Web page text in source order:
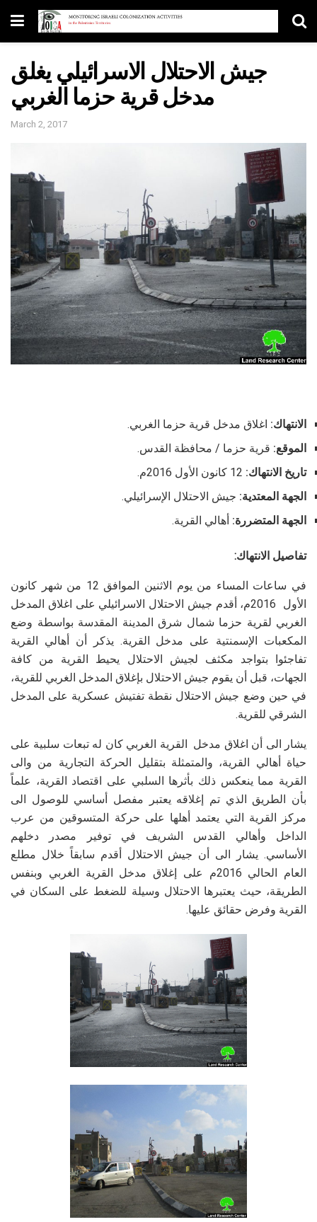
جيش الاحتلال الاسرائيلي يغلق
مدخل قرية حزما الغربي
March 2, 2017
الانتهاك: اغلاق مدخل قرية حزما الغربي.
الموقع: قرية حزما / محافظة القدس.
تاريخ الانتهاك:
الجهة المعتدية: جيش الاحتلال الإسرائيلي.
الجهة المتضررة: أهالي القرية.
تفاصيل الانتهاك:
في ساعات المساء من يوم الاثنين الموافق 12 من شهر كانون
الأول 2016م، أقدم جيش الاحتلال الاسرائيلي على اغلاق المدخل
الغربي لقرية حزما شمال شرق المدينة المقدسة بواسطة وضع
المكعبات الإسمنتية على مدخل القرية. يذكر أن أهالي القرية
تفاجئوا بتواجد مكثف لجيش الاحتلال يحيط القرية من كافة
الجهات، قبل أن يقوم جيش الاحتلال بإغلاق المدخل الغربي للقرية،
في حين وضع جيش الاحتلال نقطة تفتيش عسكرية على المدخل
الشرقي للقرية.
يشار الى أن اغلاق مدخل القرية الغربي كان له تبعات سلبية على
حياة أهالي القرية، والمتمثلة بتقليل الحركة التجارية من والى
القرية مما ينعكس ذلك بأثرها السلبي على اقتصاد القرية، علماً
بأن الطريق الذي تم إغلاقه يعتبر مفصل أساسي للوصول الى
مركز القرية التي يعتمد أهلها على حركة المتسوقين من عرب
الداخل وأهالي القدس الشريف في توفير مصدر دخلهم
الأساسي. يشار الى أن جيش الاحتلال أقدم سابقاً خلال مطلع
العام الحالي 2016م على إغلاق مدخل القرية الغربي وبنفس
الطريقة، حيث يعتبرها الاحتلال وسيلة للضغط على السكان في
القرية وفرض حقائق عليها.